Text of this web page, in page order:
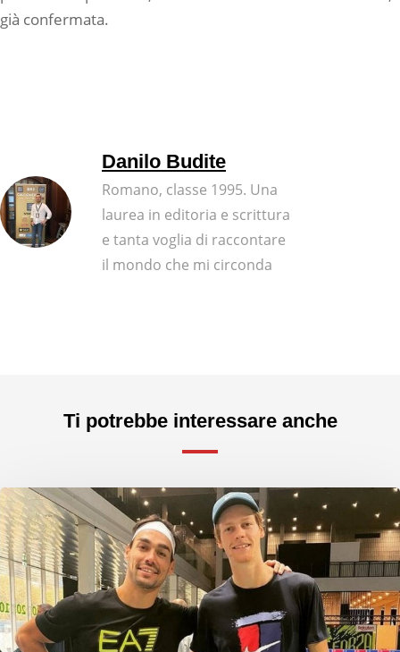
già confermata.
Danilo Budite
Romano, classe 1995. Una
laurea in editoria e scrittura
e tanta voglia di raccontare
il mondo che mi circonda
Ti potrebbe interessare anche